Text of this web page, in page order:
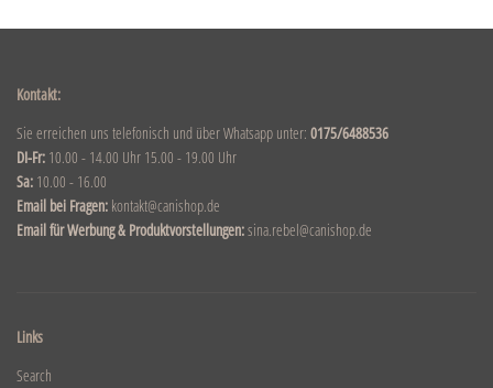
Kontakt:
Sie erreichen uns telefonisch und über Whatsapp unter: 0175/6488536
DI-Fr: 10.00 - 14.00 Uhr 15.00 - 19.00 Uhr
Sa: 10.00 - 16.00
Email bei Fragen: kontakt@canishop.de
Email für Werbung & Produktvorstellungen:sina.rebel@canishop.de
Links
Search